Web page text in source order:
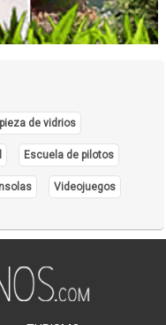
de vidrios
Escuela de pilotos
Videojuegos